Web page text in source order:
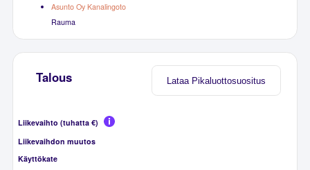
Asunto Oy Kanalingoto
Rauma
Lataa Pikaluottosuositus
Talous
Liikevaihto (tuhatta €)
Liikevaihdon muutos
Käyttökate